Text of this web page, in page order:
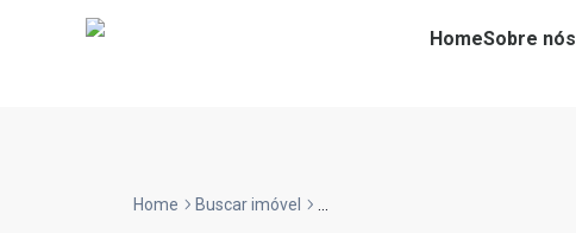
HomeSobre nós
Home Buscar imóvel ...